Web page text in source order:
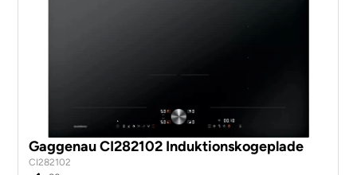
Gaggenau CI282102 Induktionskogeplade
CI282102